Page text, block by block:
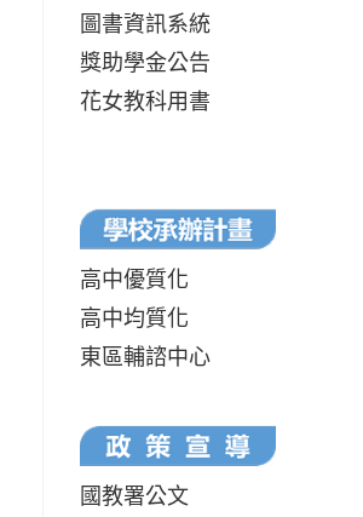
圖書資訊系統
獎助學金公告
花女教科用書
高中優質化
高中均質化
東區輔諮中心
國教署公文